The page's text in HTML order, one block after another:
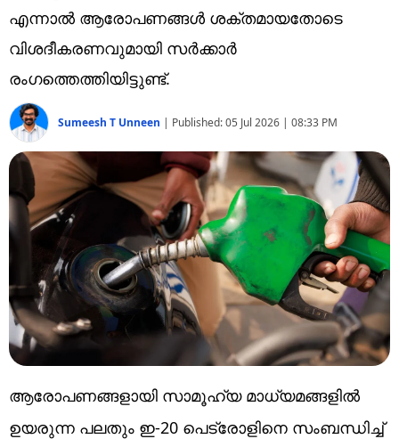
എന്നാൽ ആരോപണങ്ങൾ ശക്തമായതോടെ
വിശദീകരണവുമായി സർക്കാർ
രംഗത്തെത്തിയിട്ടുണ്ട്.
Sumeesh T Unneen | Published:05 Jul 2026 | 08:33 PM
ആരോപണങ്ങളായി സാമൂഹ്യ മാധ്യമങ്ങളിൽ
ഉയരുന്ന പലതും ഇ-20 പെട്രോളിനെ സംബന്ധിച്ച്